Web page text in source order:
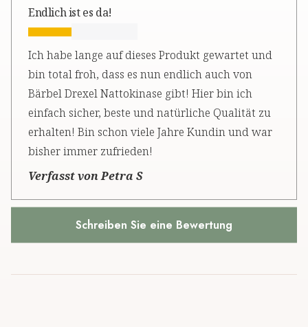
Endlich ist es da!
Ich habe lange auf dieses Produkt gewartet und
bin total froh, dass es nun endlich auch von
Bärbel Drexel Nattokinase gibt! Hier bin ich
einfach sicher, beste und natürliche Qualität zu
erhalten! Bin schon viele Jahre Kundin und war
bisher immer zufrieden!
Verfasst von Petra S
Schreiben Sie eine Bewertung